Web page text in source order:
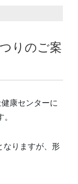
りのご案
康センターに
なりますが、形